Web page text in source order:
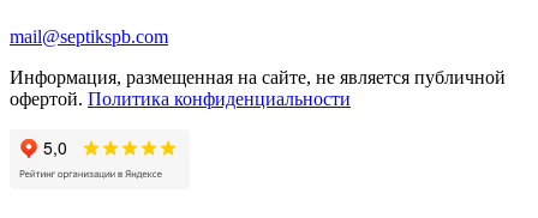
mail@septikspb.com
Информация, размещенная на сайте, не является публичной
офертой. Политика конфиденциальности